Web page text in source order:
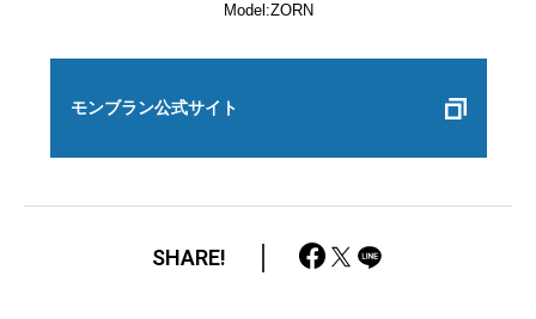
Model:ZORN
モンブラン公式サイト
SHARE!